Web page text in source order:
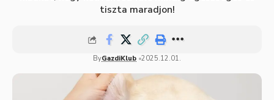
tiszta maradjon!
ByGazdiKlub 2025.12.01.